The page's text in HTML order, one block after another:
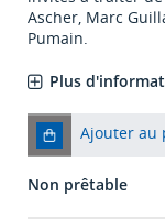
Ascher, Marc
Pumain.
Plus
Ajouter au
Non prêtable